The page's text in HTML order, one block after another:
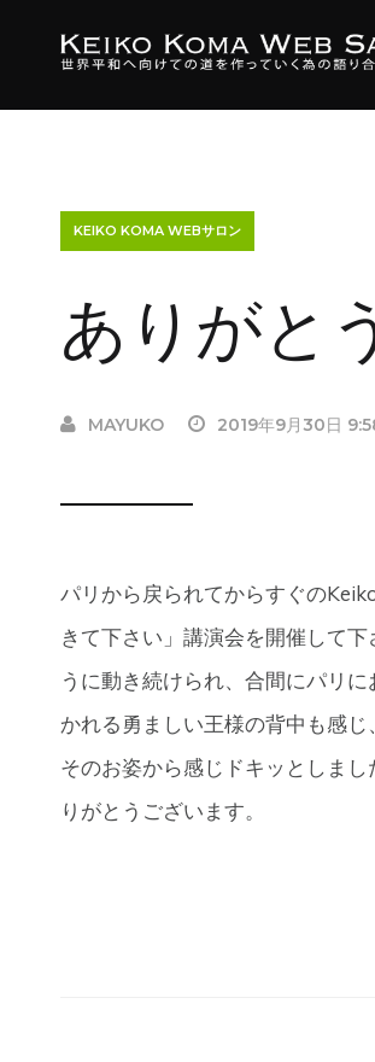
KEIKO KOMA WEBサロン
ありがと
MAYUKO 2019年9月30日
パリから戻られてからすぐの
きて下さい」講演会を開催して
うに動き続けられ、合間にパリ
かれる勇ましい王様の背中も感
そのお姿から感じドキッとしま
りがとうございます。